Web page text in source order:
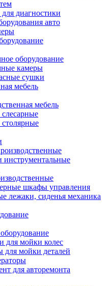
диагностики
авто
оборудование
камеры
сушки
мебель
мебель
инструментальные
шкафы управления
лежаки, сиденья механика
для мойки колес
для мойки деталей
для авторемонта